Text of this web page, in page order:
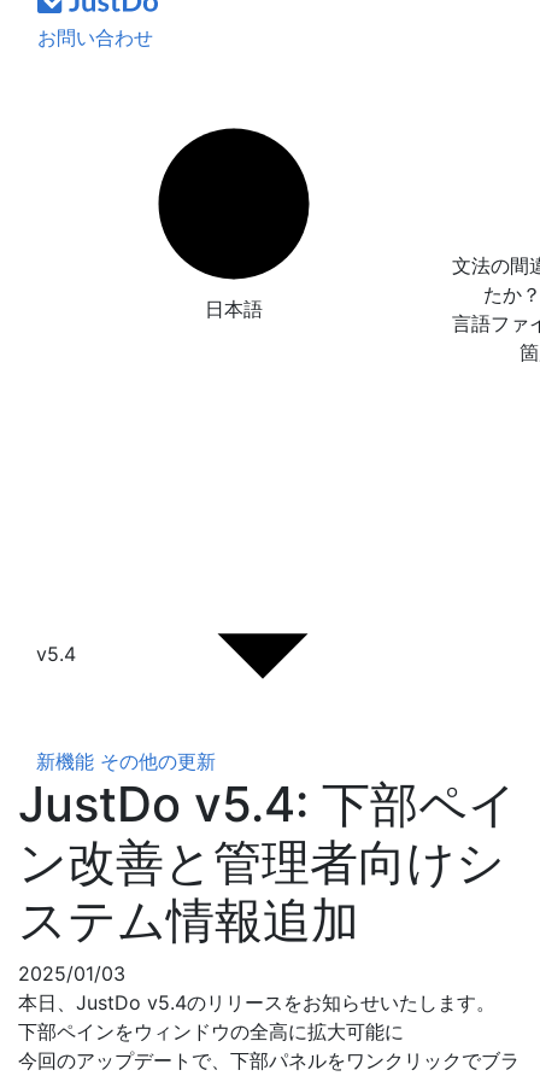
お問い合わせ
日本語
文法の間
たか
言語ファ
v5.4
新機能 その他の更新
JustDo v5.4: 下部ペイ
ン改善と管理者向けシ
ステム情報追加
2025/01/03
本日、JustDo v5.4のリリースをお知らせいたします。
下部ペインをウィンドウの全高に拡大可能に
今回のアップデートで、下部パネルをワンクリックでブラ